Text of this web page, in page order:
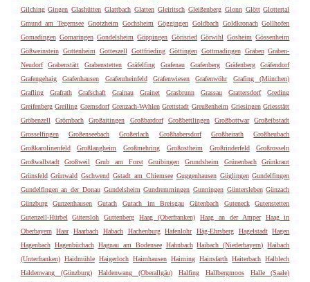
Gilching Gingen Glashütten Glattbach Glatten Gleiritsch Gleißenberg Glonn Glött Glottertal
Gmund am Tegernsee Gnotzheim Gochsheim Göggingen Goldbach Goldkronach Gollhofen
Gomadingen Gomaringen Gondelsheim Göppingen Görisried Görwihl Gosheim Gössenheim
Gößweinstein Gottenheim Gotteszell Gottfrieding Göttingen Gottmadingen Graben Graben-
Neudorf
Grabenstätt Grabenstetten Gräfelfing Grafenau Grafenberg Gräfenberg
Gräfendorf
Grafengehaig
Grafenhausen Grafenrheinfeld Grafenwiesen Grafenwöhr
Grafing (München)
Grafling
Grafrath Grafschaft Grainau Grainet Grasbrunn Grassau Grattersdorf
Greding
Greifenberg Greiling Gremsdorf Grenzach-Wyhlen Grettstadt Greußenheim Griesingen Griesstätt
Gröbenzell
Grömbach Großaitingen Großbardorf Großbettlingen Großbottwar
Großeibstadt
Grosselfingen
Großenseebach Großerlach Großhabersdorf Großheirath
Großheubach
Großkarolinenfeld
Großlangheim Großmehring Großostheim Großrinderfeld
Großrosseln
Großwallstadt
Großweil Grub am Forst Gruibingen Grundsheim Grünenbach
Grünkraut
Grünsfeld Grünwald Gschwend Gstadt am Chiemsee Guggenhausen Güglingen Gundelfingen
Gundelfingen an der Donau Gundelsheim Gundremmingen Gunningen Güntersleben Günzach
Günzburg
Gunzenhausen Gutach Gutach im Breisgau Gütenbach Guteneck
Gutenstetten
Gutenzell-Hürbel
Gütersloh Guttenberg Haag (Oberfranken) Haag an der Amper
Haag in
Oberbayern
Haar Haarbach Habach Hachenburg Hafenlohr Häg-Ehrsberg Hagelstadt
Hagen
Hagenbach Hagenbüchach Hagnau am Bodensee Hahnbach Haibach (Niederbayern) Haibach
(Unterfranken) Haidmühle Haigerloch Haimhausen Haiming Hainsfarth Haiterbach Halblech
Haldenwang (Günzburg)
Haldenwang (Oberallgäu) Halfing Hallbergmoos
Halle (Saale)